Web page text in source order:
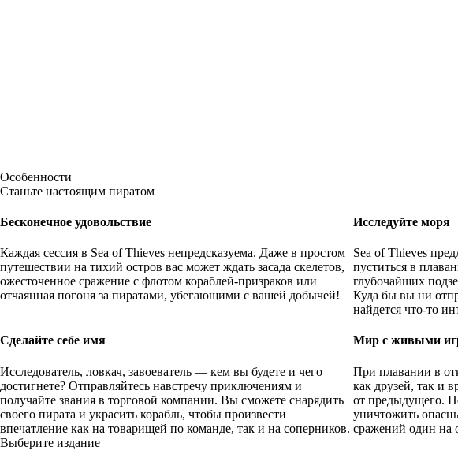
Особенности
Станьте настоящим пиратом
Бесконечное удовольствие
Каждая сессия в Sea of Thieves непредсказуема. Даже в простом
путешествии на тихий остров вас может ждать засада скелетов,
ожесточенное сражение с флотом кораблей-призраков или
отчаянная погоня за пиратами, убегающими с вашей добычей!
Исследуйте моря
Sea of Thieves
пуститься в
глубочайших
Куда бы вы ни
найдется что-то
Сделайте себе имя
Исследователь, ловкач, завоеватель — кем вы будете и чего
достигнете? Отправляйтесь навстречу приключениям и
получайте звания в торговой компании. Вы сможете снарядить
своего пирата и украсить корабль, чтобы произвести
впечатление как на товарищей по команде, так и на соперников.
Мир с живыми
При плавании в
как друзей, так и
от предыдущего.
уничтожить
сражений один на
Выберите издание